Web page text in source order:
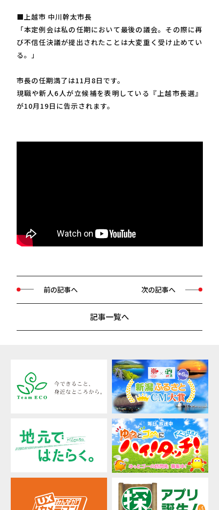
■上越市 中川幹太市長
「本定例会は私の任期において最後の議会。その際に再
び不信任決議が提出されたことは大変重く受け止めてい
る。」
市長の任期満了は11月8日です。
現職や新人6人が立候補を表明している『上越市長選』
が10月19日に告示されます。
前の記事へ
記事一覧へ
次の記事へ